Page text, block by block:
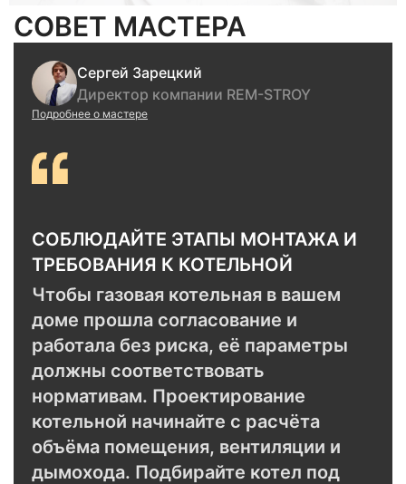
СОВЕТ МАСТЕРА
Сергей Зарецкий
Директор компании REM-STROY
Подробнее о мастере
СОБЛЮДАЙТЕ ЭТАПЫ МОНТАЖА И
ТРЕБОВАНИЯ К КОТЕЛЬНОЙ
Чтобы газовая котельная в вашем
доме прошла согласование и
работала без риска, её параметры
должны соответствовать
нормативам. Проектирование
котельной начинайте с расчёта
объёма помещения, вентиляции и
дымохода. Подбирайте котел под